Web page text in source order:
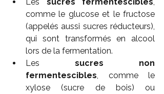
comme le glucose et le fructose
(appelés aussi sucres réducteurs),
qui sont transformés en alcool
lors de la fermentation.
Les sucres non
fermentescibles , comme le
xylose (sucre de bois) ou